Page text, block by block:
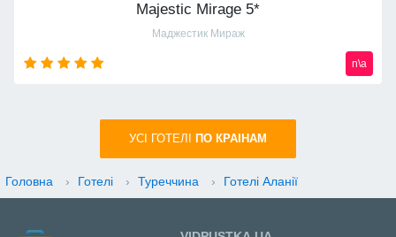
Majestic Mirage 5*
Маджестик Мираж
n\a
УСI ГОТЕЛІ ПО КРАIНАМ
Головна › Готелі › Туреччина › Готелі Аланії